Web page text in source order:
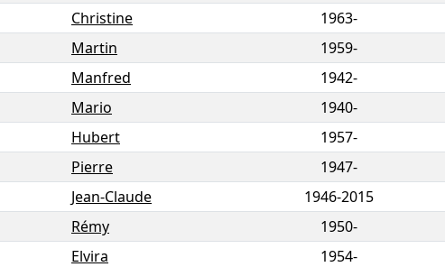
Christine 1963-
Martin 1959-
Manfred 1942-
Mario 1940-
Hubert 1957-
Pierre 1947-
Jean-Claude 1946-2015
Rémy 1950-
Elvira 1954-